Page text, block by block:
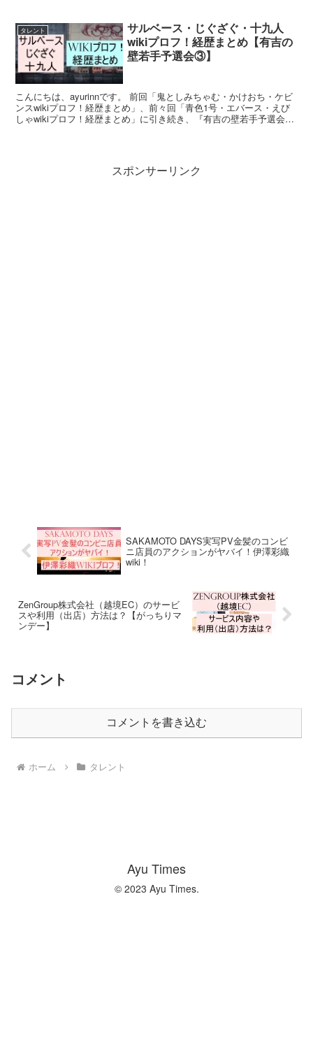
タレント
サルベース・じぐざぐ・十九人
wikiプロフ！経歴まとめ【有吉の
壁若手予選会③】
こんにちは、ayurinnです。 前回「鬼としみちゃむ・かけおち・ケビ
ンスwikiプロフ！経歴まとめ」、前々回「青色1号・エバース・えび
しゃwikiプロフ！経歴まとめ」に引き続き、『有吉の壁若手予選会』
スポンサーリンク
SAKAMOTO DAYS実写PV金髪のコンビ
ニ店員のアクションがヤバイ！伊澤彩織
wiki！
ZenGroup株式会社（越境EC）のサービ
スや利用（出店）方法は？【がっちりマ
ンデー】
コメント
コメントを書き込む
ホーム タレント
Ayu Times
© 2023 Ayu Times.